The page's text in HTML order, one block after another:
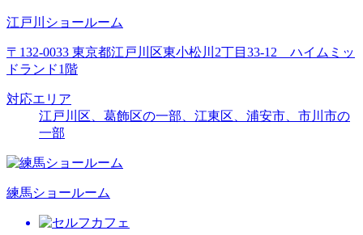
江戸川ショールーム
〒132-0033 東京都江戸川区東小松川2丁目33-12 ハイムミッ
ドランド1階
対応エリア
江戸川区、葛飾区の一部、江東区、浦安市、市川市の
一部
練馬ショールーム